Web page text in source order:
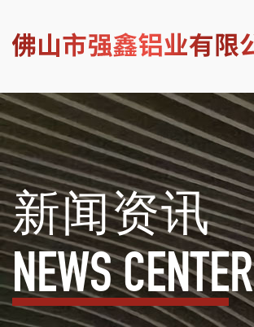
新闻资讯
NEWS CENTER